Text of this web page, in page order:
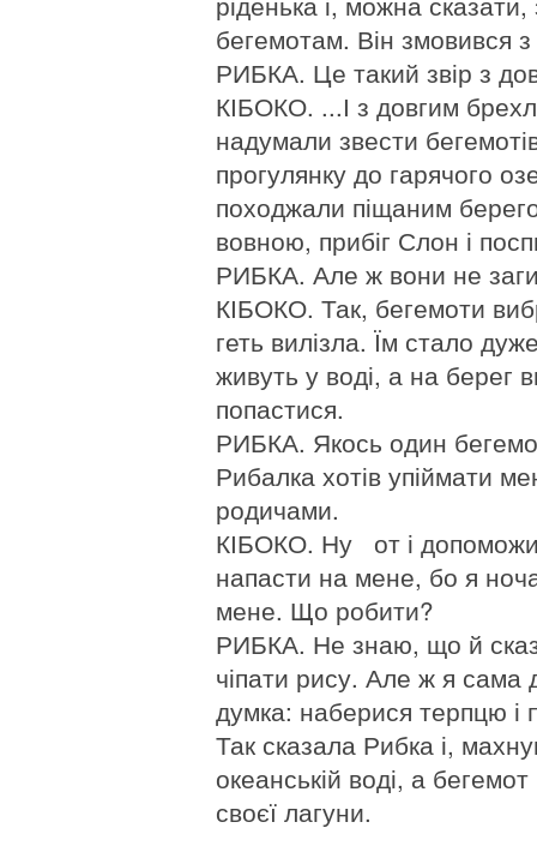
бегемотам. Він змовився
РИБКА. Це такий звір з
КІБОКО. ...І з довгим
надумали звести
прогулянку до гарячого
походжали піщаним
вовною, прибіг Слон і
РИБКА. Але ж вони не
КІБОКО. Так, бегемоти
геть вилізла. Їм стало
живуть у воді, а на берег
попастися.
РИБКА. Якось один
Рибалка хотів упіймати
родичами.
КІБОКО. Ну от і
напасти на мене, бо я
мене. Що робити?
РИБКА. Не знаю, що й
чіпати рису. Але ж я
думка: наберися терпцю і
Так сказала Рибка і,
океанській воді, а
своєї лагуни.